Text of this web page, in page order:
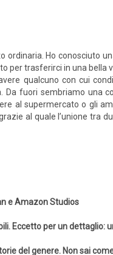
ordinaria. Ho conosciuto
per trasferirci in una bella
qualcuno con cui
Da fuori sembriamo
al supermercato o gli
al quale l’unione tra
e Amazon Studios
Eccetto per un dettaglio:
del genere. Non sai